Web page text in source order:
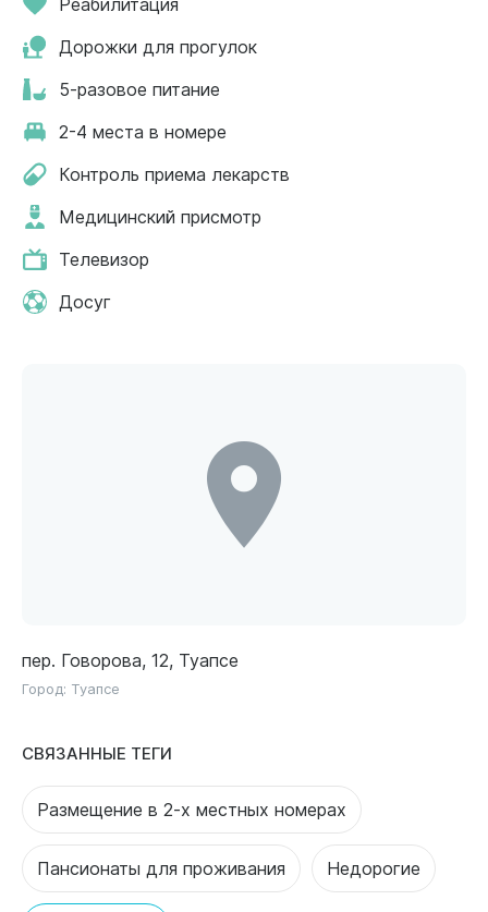
Дорожки для прогулок
5-разовое питание
2-4 места в номере
Контроль приема лекарств
Медицинский присмотр
Телевизор
Досуг
пер. Говорова, 12, Туапсе
Город: Туапсе
СВЯЗАННЫЕ ТЕГИ
Размещение в 2-х местных номерах
Пансионаты для проживания Недорогие